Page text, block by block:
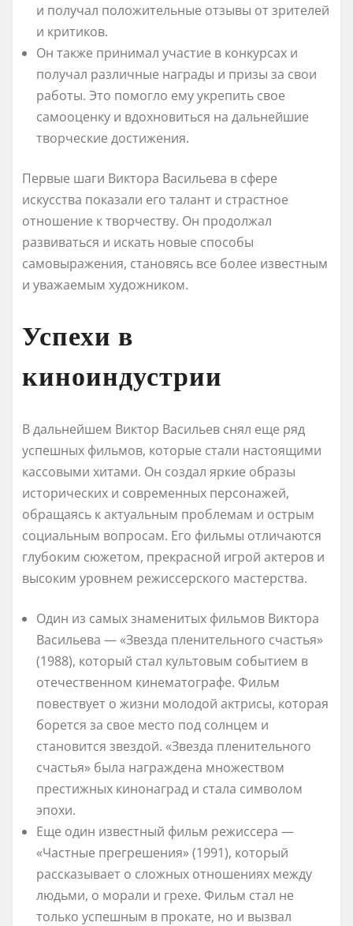
и получал положительные отзывы от зрителей
и критиков.
Он также принимал участие в конкурсах и
получал различные награды и призы за свои
работы. Это помогло ему укрепить свое
самооценку и вдохновиться на дальнейшие
творческие достижения.
Первые шаги Виктора Васильева в сфере
искусства показали его талант и страстное
отношение к творчеству. Он продолжал
развиваться и искать новые способы
самовыражения, становясь все более известным
и уважаемым художником.
Успехи в
киноиндустрии
В дальнейшем Виктор Васильев снял еще ряд
успешных фильмов, которые стали настоящими
кассовыми хитами. Он создал яркие образы
исторических и современных персонажей,
обращаясь к актуальным проблемам и острым
социальным вопросам. Его фильмы отличаются
глубоким сюжетом, прекрасной игрой актеров и
высоким уровнем режиссерского мастерства.
Один из самых знаменитых фильмов Виктора
Васильева — «Звезда пленительного счастья»
(1988), который стал культовым событием в
отечественном кинематографе. Фильм
повествует о жизни молодой актрисы, которая
борется за свое место под солнцем и
становится звездой. «Звезда пленительного
счастья» была награждена множеством
престижных кинонаград и стала символом
эпохи.
Еще один известный фильм режиссера —
«Частные прегрешения» (1991), который
рассказывает о сложных отношениях между
людьми, о морали и грехе. Фильм стал не
только успешным в прокате, но и вызвал